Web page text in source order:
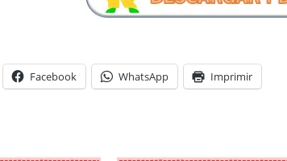
Facebook WhatsApp Imprimir